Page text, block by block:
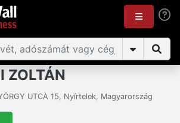
ZOLTÁN
UTCA 15, Nyírtelek, Magyarország